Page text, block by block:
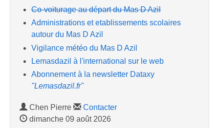
Co-voiturage au départ du Mas D Azil
Administrations et etablissements scolaires
autour du Mas D Azil
Vigilance météo du Mas D Azil
Lemasdazil à l'international sur le web
Abonnement à la newsletter Dataxy
"Lemasdazil.fr"
Chen Pierre
Contacter
dimanche 09 août 2026